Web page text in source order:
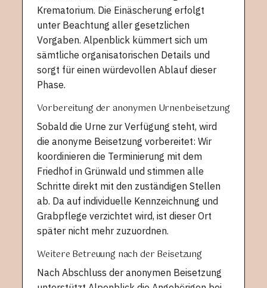
Krematorium. Die Einäscherung erfolgt
unter Beachtung aller gesetzlichen
Vorgaben. Alpenblick kümmert sich um
sämtliche organisatorischen Details und
sorgt für einen würdevollen Ablauf dieser
Phase.
Vorbereitung der anonymen Urnenbeisetzung
Sobald die Urne zur Verfügung steht, wird
die anonyme Beisetzung vorbereitet: Wir
koordinieren die Terminierung mit dem
Friedhof in Grünwald und stimmen alle
Schritte direkt mit den zuständigen Stellen
ab. Da auf individuelle Kennzeichnung und
Grabpflege verzichtet wird, ist dieser Ort
später nicht mehr zuzuordnen.
Weitere Betreuung nach der Beisetzung
Nach Abschluss der anonymen Beisetzung